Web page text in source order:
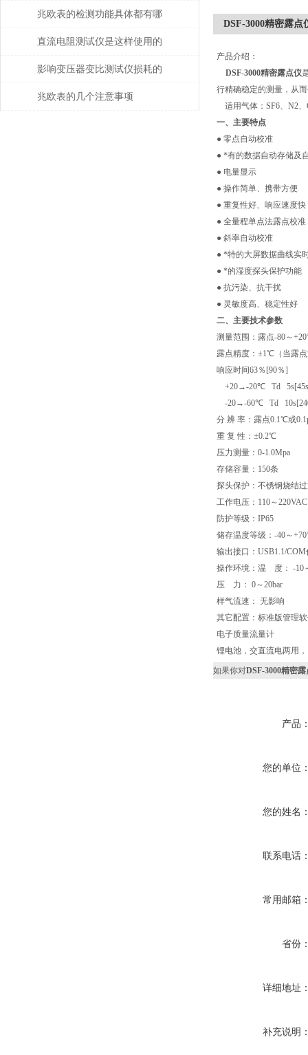
该如何处理？
兆欧表的检测功能具体都有哪
些？
直流电阻测试仪是这样使用的
吗？
影响变压器变比测试仪损耗的
主要因素是什么？
兆欧表的几个注意事项
DSF-3000精密露点
产品介绍：
DSF-3000精密露点仪
行精确稳定的测量，从
适用气体：SF6、N2
一、主要特点
● 零点自动校准
● *有的数据自动存储及
● 电量显示
● 操作简单、携带方便
● 重复性好、响应速度快
● 全量程单点法露点校准
● 斜率自动校准
● *特的大屏数据曲线实
● *的湿度探头保护功能
● 抗污染、抗干扰
● 灵敏度高、稳定性好
二、主要技术参数
测量范围：露点-80～
露点精度：±1℃（当露
响应时间63％[90％]
+20→-20℃ Td
-20→-60℃ Td
分 辨 率：露点0.1℃或
重 复 性：±0.2℃
压力测量：0-1.0Mpa
存储容量：150条
探头保护：不锈钢烧结
工作电压：110～
防护等级：IP65
储存温度等级：-40～
输出接口：USB1.1/COM
操作环境：温 度： -10
压 力： 0～20bar
样气流速： 无影响
其它配置：标准版管理
电子质量流量计
锂电池，交直流电两用
如果你对DSF-3000精密
产品
您的单位
您的姓名
联系电话
常用邮箱
省份
详细地址
补充说明